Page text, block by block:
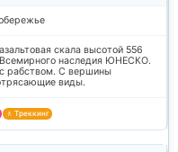
скала высотой 556
наследия ЮНЕСКО.
рабством. С вершины
виды.
🚶 Треккинг